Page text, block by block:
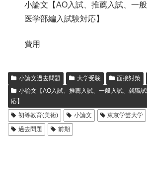
小論文【AO入試、推薦入試、一
医学部編入試験対応】
費用
小論文過去問題 大学受験 面接対策
小論文【AO入試、推薦入試、一般入試、就職
応】
初等教育(美術)
小論文 東京学芸大学
過去問題
前期